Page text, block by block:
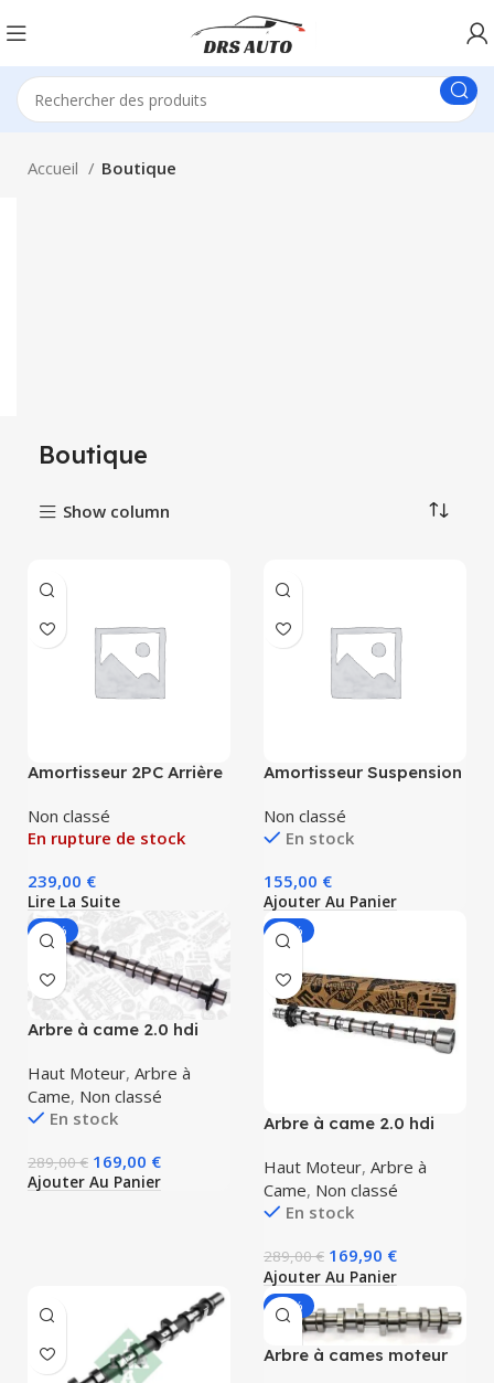
Accueil Boutique
Boutique
Show column
Amortisseur 2PC Arrière
Amortisseur Pour AUDI
A6 C5 ALLROAD
4Z7513031A 4Z7513032A
1999-2006
Non classé
En rupture de stock
239,00 €
Lire La Suite
Amortisseur Suspension
7L6616503B pour
Cayenne Touareg Q7
Audi Porsche
Non classé
En stock
155,00 €
Ajouter Au Panier
-42%
Arbre à came 2.0 hdi
admission moteur RHH
et RHE 0801FA
Haut Moteur, Arbre à
Came, Non classé
En stock
289,00€ 169,00 €
Ajouter Au Panier
-41%
Arbre à came 2.0 hdi
échappement moteur
RHH et RHE 0801EZ
Haut Moteur, Arbre à
Came, Non classé
En stock
289,00€ 169,90 €
Ajouter Au Panier
-31%
Arbre à cames moteur